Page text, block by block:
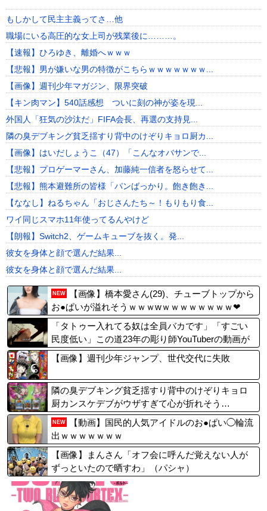
もしかして民主主義ってさ…他
職場にいる高圧的な女上司が残業後に………。
【速報】ひろゆき、離婚へｗｗｗ
【悲報】男が嫌いな男の特徴がこちらｗｗｗｗｗｗｗ...
【画像】週刊少年マガジン、限界突破
【キン肉マン】540話感想 ついに刻の神が姿を現...
外国人「狂気の沙汰だ」FIFA会長、再選の支持見...
隣の臭デブキング貧乏揺すり背中のけぞりキョロ厨カ...
【画像】はいだしょうこ（47）「こんなオバサンで...
【悲報】プロゲーマーさん、加藤純一信者を怒らせて...
【悲報】熊本避難所の皆様「パンばっかり。飽き飽き...
【ななし】ねるちゃん「おじさんたち～！もりもり食...
ワイ同じスマホ11年使ってるんやけど
【朗報】Switch2、ゲームキューブを抜く。発...
彼女を身体と顔で選んだ結果...
彼女を身体と顔で選んだ結果...
NEW
【画像】橋本愛さん(29)、チューブトップから
お●ぱいが溢れそうｗｗｗwｗｗｗｗｗｗｗｗ❤
「タトゥー入れてる奴は全員バカです」「すごい
民度低い」この道23年の彫り師YouTuberの動画が
話題
【画像】週刊少年ジャンプ、世代交代に失敗
隣の臭デブキング貧乏揺すり背中のけぞりキョロ
厨カンスケデブがウザすぎて心が折れそう…
NEW
【動画】国民的人気アイドルのお●ぱい◯輪流
出ｗｗｗｗｗｗｗ
【画像】まんさん「オフ会に呼んだ覚えない人が
ずっといたので晒すわ」（パシャ）